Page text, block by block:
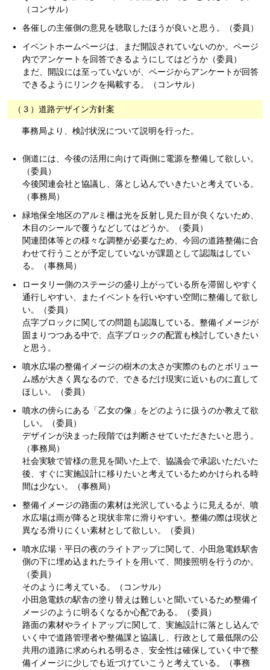
（コンサル）
各催しの主催側の意見を聴取したほうが良いと思う。（委員）
イベントホームページは、まだ開設されていないのか。ページ
内でアンケートを回答できるようにしてはどうか（委員）
まだ、開設には至っていないが、ページからアンケートが回答
できるようにリンクを掲載する。（コンサル）
（３）道路デザイン方針案
事務局より、検討状況について説明を行った。
側道には、今後の活用に向けて両側に電源を整備して欲しい。
（委員）
今後関連会社と協議し、落とし込んでいきたいと考えている。
（事務局）
緑地保全地区のアルミ柵は光を反射し見た目が良くないため、
木目のシールで覆うなどしてはどうか。（委員）
関連団体等との様々な調整が必要なため、今回の道路整備に合
わせて行うことが予定していないが課題として認識はしてい
る。（事務局）
ロータリー側のステージの盛り上がっている所を滞留しやすく
通行しやすい、またイベントを行いやすい空間に整備して欲し
い。（委員）
点字ブロックに関しての問題も認識している。整備イメージが
固まりつつある中で、点字ブロックの配置も検討していきたい
と思う。
噴水広場の整備イメージの樹木の太さが実際のものとボリュー
ム感が大きく異なるので、できるだけ現実に近いものに直して
ほしい。（委員）
噴水の傍らにある「乙女の像」をどのように扱うのか教えて欲
しい。（委員）
デザインが決まった段階では判断させていただきたいと思う。
（事務局）
社会実験で皆様の意見を聞いた上で、協議会で承認いただいた
後、すぐに実施設計に移りたいと考えているためかけられる時
間は少ない。（事務局）
整備イメージの路面の素材は光沢しているように見えるが、噴
水広場は雨が降ると現状非常に滑りやすい。整備の際は現状と
異なる滑りにくい素材として欲しい。（委員）
噴水広場・平日の夜のライトアップに関して、小田急電鉄駅舎
側の下に埋め込まれたライトを用いて、間接照明を行うのか。
（委員）
そのように考えている。（コンサル）
小田急電鉄の駅舎の塗り替えは難しいと聞いているため整備イ
メージのように明るくなるか心配である。（委員）
路面の素材やライトアップに関して、実施設計に落とし込んで
いく中で道路管理者や整備課と協議し、行政として最低限の公
共用の道路に求められる明るさ、安全性は確保していく中で整
備イメージに少しでも近づけていこうと考えている。（事務